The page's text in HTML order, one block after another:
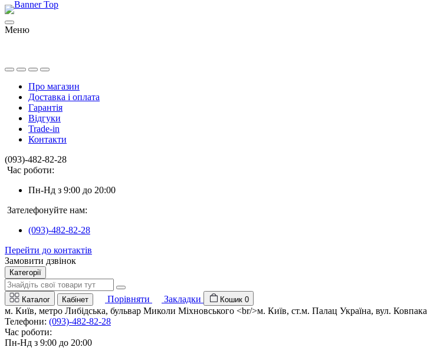
Меню
Про магазин
Доставка і оплата
Гарантія
Відгуки
Trade-in
Контакти
(093)-482-82-28
Час роботи:
Пн-Нд з 9:00 до 20:00
Зателефонуйте нам:
(093)-482-82-28
Перейти до контактів
Замовити дзвінок
Категорії
Каталог Кабінет Порівняти Закладки Кошик 0
м. Київ, метро Либідська, бульвар Миколи Міхновського <br/>м. Київ, ст.м. Палац Україна, вул. Ковпака
Телефони: (093)-482-82-28
Час роботи:
Пн-Нд з 9:00 до 20:00